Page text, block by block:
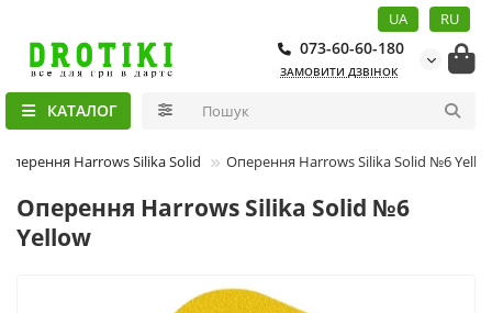
UA RU
073-60-60-180
ЗАМОВИТИ ДЗВІНОК
КАТАЛОГ
Оперення Harrows Silika Solid Оперення Harrows Silika Solid №6
Оперення Harrows Silika Solid №6
Yellow